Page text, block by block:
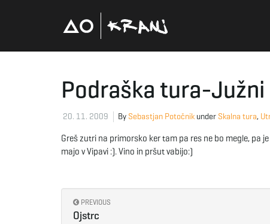
Podraška tura-Južni
20. 11. 2009 By Sebastjan Potočnik under Skalna tura,
Greš zutri na primorsko ker tam pa res ne bo megle, pa
majo v Vipavi :). Vino in pršut vabijo:)
PREVIOUS
Ojstrc